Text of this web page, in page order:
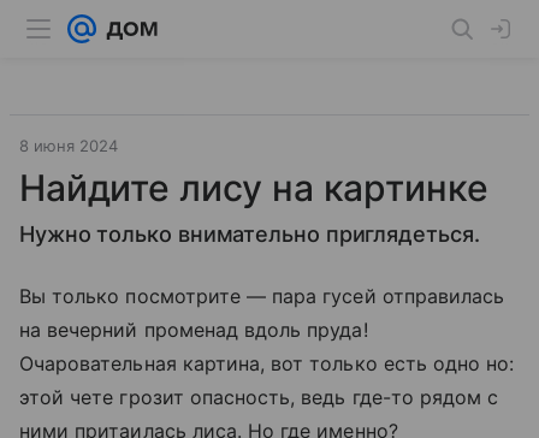
8 июня 2024
Найдите лису на картинке
Нужно только внимательно приглядеться.
Вы только посмотрите — пара гусей отправилась
на вечерний променад вдоль пруда!
Очаровательная картина, вот только есть одно но:
этой чете грозит опасность, ведь где-то рядом с
ними притаилась лиса. Но где именно?